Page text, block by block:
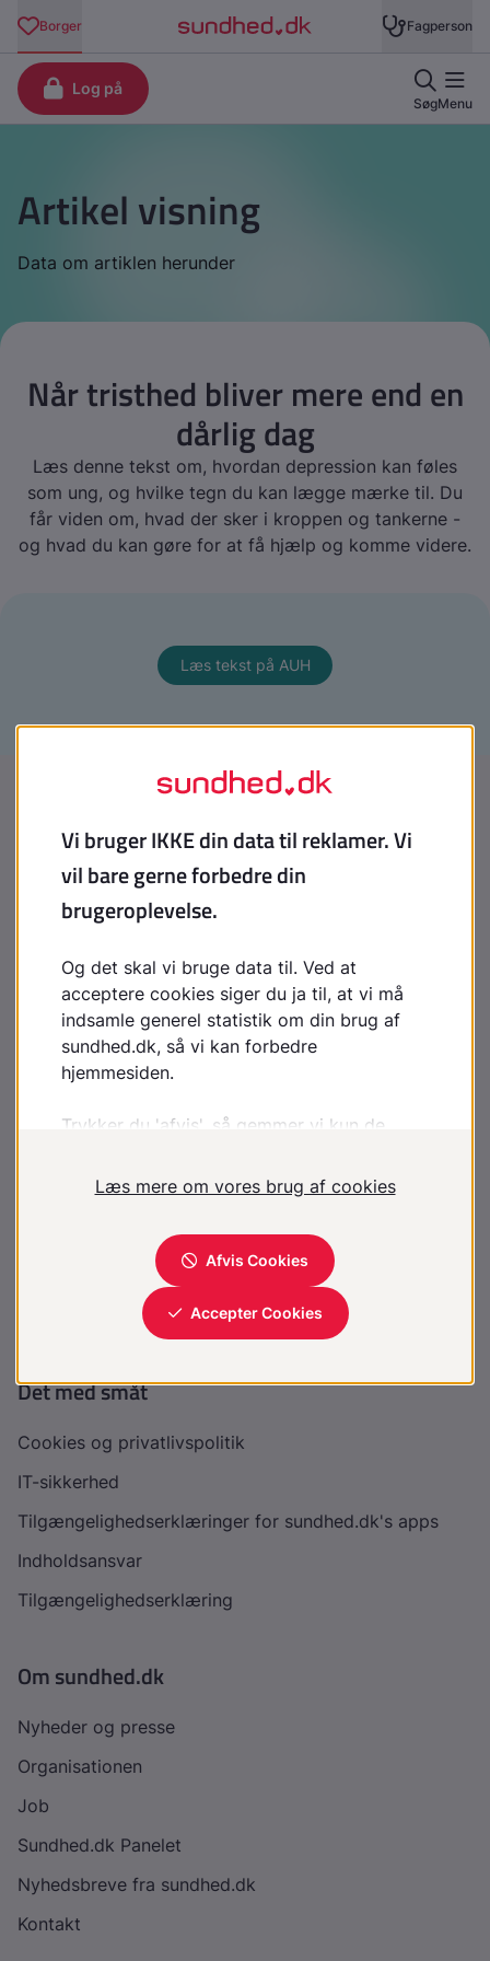
Artikel visning
Data om artiklen herunder
Når tristhed bliver mere end en
dårlig dag
Læs denne tekst om, hvordan depression kan føles
som ung, og hvilke tegn du kan lægge mærke til. Du
får viden om, hvad der sker i kroppen og tankerne -
og hvad du kan gøre for at få hjælp og komme videre.
Læs tekst på AUH